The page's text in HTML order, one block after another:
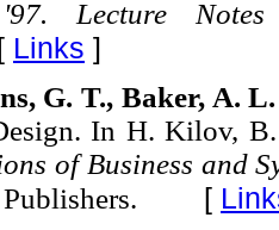
Lecture
Links ]
G. T., Baker, A.
In H. Kilov,
of Business and
[